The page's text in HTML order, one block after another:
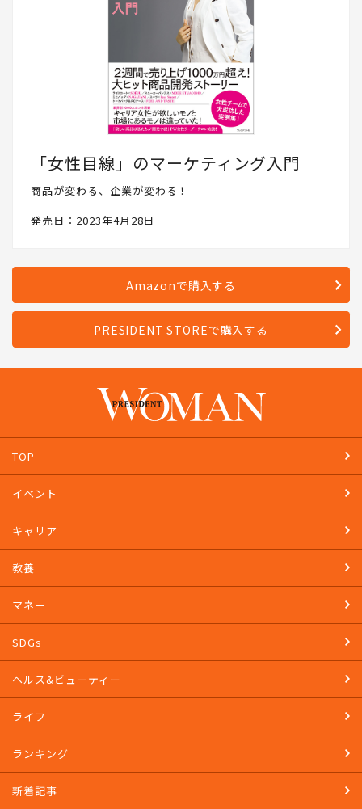
「女性目線」のマーケティング入門
商品が変わる、企業が変わる！
発売日：2023年4月28日
Amazonで購入する
PRESIDENT STOREで購入する
TOP
イベント
キャリア
教養
マネー
SDGs
ヘルス&ビューティー
ライフ
ランキング
新着記事